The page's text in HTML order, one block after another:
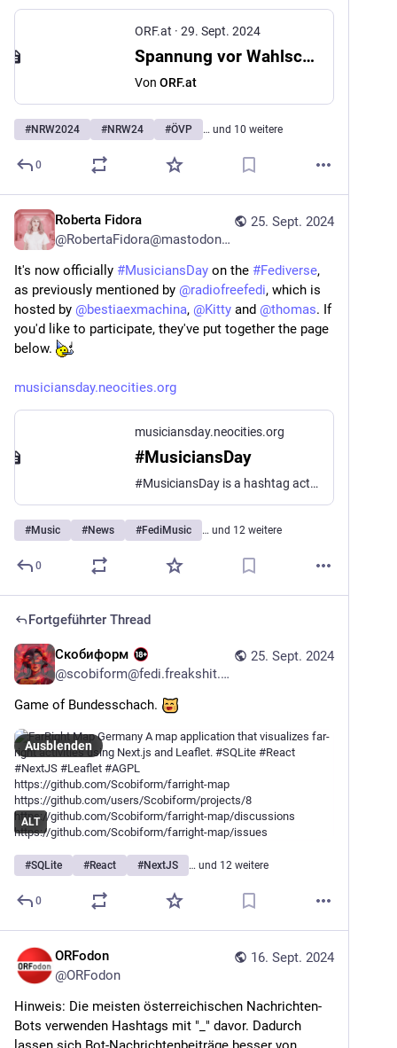
ORF.at · 29. Sept. 2024
Spannung vor Wahlschluss steigt
Von ORF.at
#NRW2024 #NRW24 #ÖVP … und 10 weitere
0
25. Sept. 2024
Roberta Fidora
@RobertaFidora@mastodon.social
It's now officially #MusiciansDay on the #Fediverse,
as previously mentioned by @radiofreefedi, which is
hosted by @bestiaexmachina, @Kitty and @thomas. If
you'd like to participate, they've put together the page
below.
musiciansday.neocities.org
musiciansday.neocities.org
#MusiciansDay
#MusiciansDay is a hashtag activity for musicians to share their work across the Fediverse and beyond
#Music #News #FediMusic … und 12 weitere
0
Fortgeführter Thread
25. Sept. 2024
Скобиформ
@scobiform@fedi.freakshit.org
Game of Bundesschach.
ALT
Ausblenden
#SQLite #React #NextJS … und 12 weitere
0
16. Sept. 2024
ORFodon
@ORFodon
Hinweis: Die meisten österreichischen Nachrichten-
Bots verwenden Hashtags mit "_" davor. Dadurch